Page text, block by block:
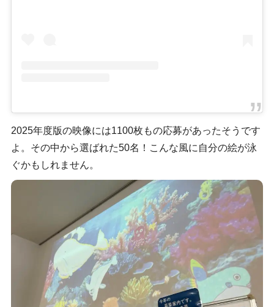
2025年度版の映像には1100枚もの応募があったそうです
よ。その中から選ばれた50名！こんな風に自分の絵が泳
ぐかもしれません。